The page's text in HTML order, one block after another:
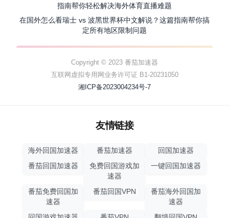
指南帮你轻松解决海外体育直播难题
在国外怎么看瑞士 vs 波黑世界杯中文解说？这篇指南帮你搞
定所有地区限制问题
Copyright © 2023 番茄加速器
互联网虚拟专用网业务许可证 B1-20231050
湘ICP备2023004234号-7
友情链接
海外回国加速器 番茄加速器
回国加速器
番茄回国加速器
免费回国游戏加
速器
一键回国加速器
番茄免费回国加
速器
番茄回国VPN
番茄海外回国加
速器